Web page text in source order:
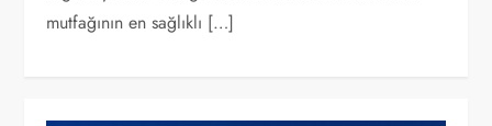
mutfağının en sağlıklı […]